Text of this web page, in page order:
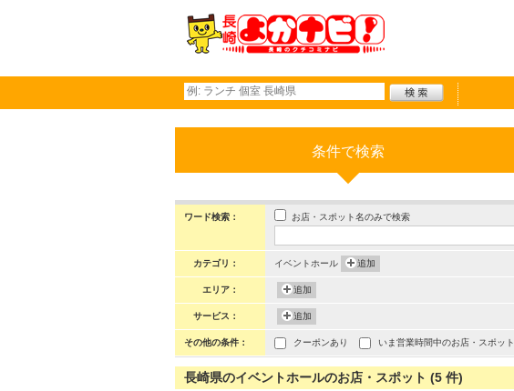
条件で検索
ワード検索： お店・スポット名のみで検索
カテゴリ： イベントホール 追加
エリア： 追加
サービス： 追加
その他の条件： クーポンあり いま営業時間中のお店・スポット
長崎県のイベントホールのお店・スポット (5 件)